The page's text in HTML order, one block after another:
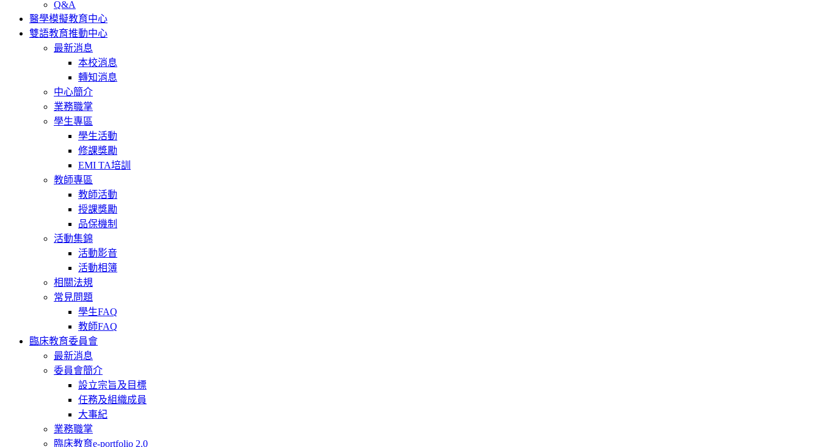
Q&A
醫學模擬教育中心
雙語教育推動中心
最新消息
本校消息
轉知消息
中心簡介
業務職掌
學生專區
學生活動
修課獎勵
EMI TA培訓
教師專區
教師活動
授課獎勵
品保機制
活動集錦
活動影音
活動相簿
相關法規
常見問題
學生FAQ
教師FAQ
臨床教育委員會
最新消息
委員會簡介
設立宗旨及目標
任務及組織成員
大事紀
業務職掌
臨床教育e-portfolio 2.0